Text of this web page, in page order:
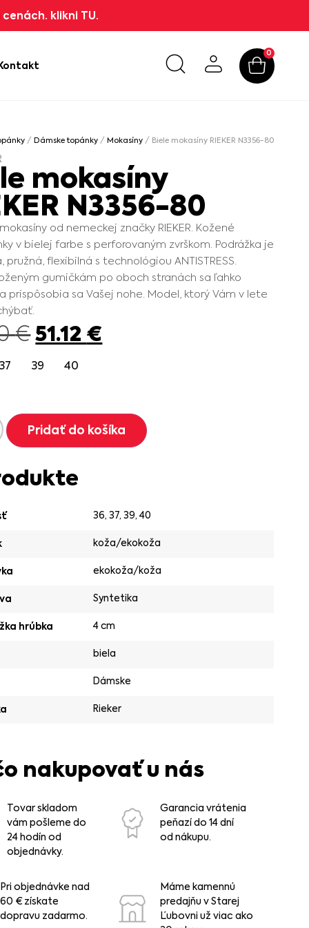
klikni TU.
0
/Dámske topánky /Mokasíny / Biele mokasíny RIEKER N3356-80
mokasíny
N3356-80
od nemeckej značky RIEKER. Kožené
v bielej farbe s perforovaným zvrškom. Podrážka je
pružná, flexibilná s technológiou ANTISTRESS.
gumičkám po oboch stranách sa ľahko
prispôsobia sa Vašej nohe. Model, ktorý Vám v lete
€51.12 €
37 39 40
Pridať do košíka
36,37,39,40
koža/ekokoža
ekokoža/koža
Syntetika
hrúbka 4 cm
biela
Dámske
Rieker
nakupovať u nás
Tovar skladom
vám pošleme do
24 hodín od
objednávky.
Garancia vrátenia
peňazí do 14 dní
od nákupu.
Pri objednávke nad
60 € získate
dopravu zadarmo.
Máme kamennú
predajňu v Starej
Ľubovni už viac ako